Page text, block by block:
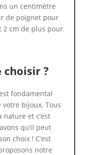
un centimètre
de poignet pour
2 cm de plus pour
?
fondamental
bijoux. Tous
nature et c’est
qu’il peut
choix ! C’est
notre